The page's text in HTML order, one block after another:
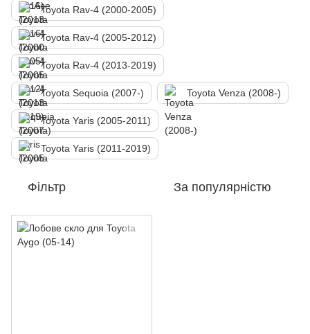
Toyota Rav-4 (2000-2005)
Toyota Rav-4 (2005-2012)
Toyota Rav-4 (2013-2019)
Toyota Sequoia (2007-) Toyota Venza (2008-)
Toyota Yaris (2005-2011)
Toyota Yaris (2011-2019)
Фільтр За популярністю